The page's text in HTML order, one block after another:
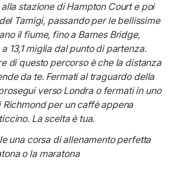
stazione di Hampton Court e poi
Tamigi, passando per le bellissime
il fiume, fino a Barnes Bridge,
13,1 miglia dal punto di partenza.
di questo percorso è che la distanza
da te. Fermati al traguardo della
verso Londra o fermati in uno
per un caffè appena
La scelta è tua.
una corsa di allenamento perfetta
o la maratona